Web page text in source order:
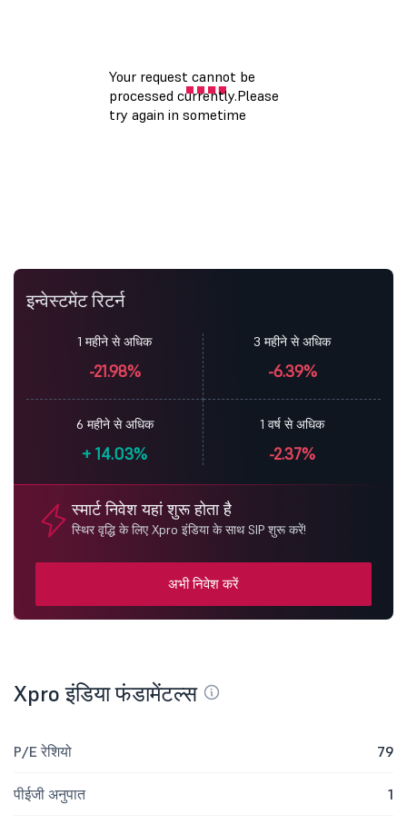
इन्वेस्टमेंट रिटर्न
1 महीने से अधिक
-21.98%
3 महीने से अधिक
-6.39%
6 महीने से अधिक
+ 14.03%
1 वर्ष से अधिक
-2.37%
स्मार्ट निवेश यहां शुरू होता है
स्थिर वृद्धि के लिए Xpro इंडिया के साथ SIP शुरू करें!
अभी निवेश करें
Xpro इंडिया फंडामेंटल्स
P/E रेशियो 79
पीईजी अनुपात 1